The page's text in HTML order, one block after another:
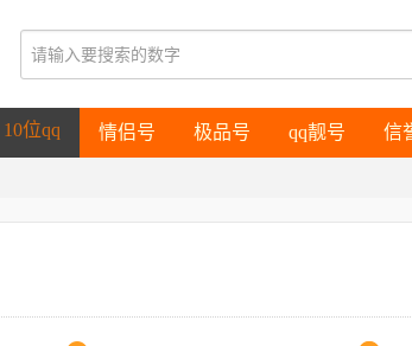
10位qq 情侣号
情侣号
极品号
极品号
qq靓号
qq靓号
信
信